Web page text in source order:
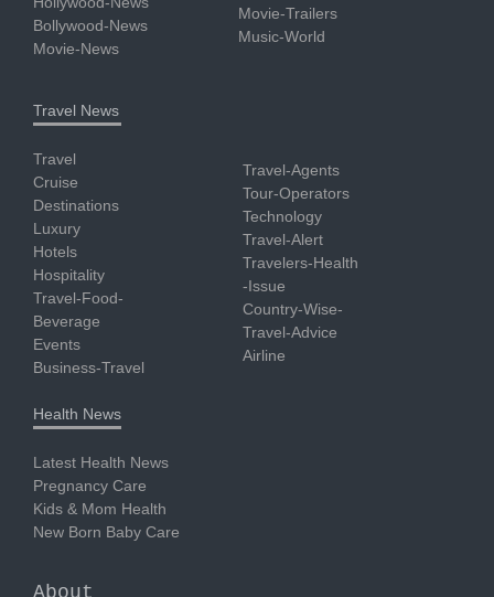
Bollywood-News
Movie-News
Movie-Trailers
Music-World
Travel News
Travel
Cruise
Destinations
Luxury
Hotels
Hospitality
Travel-Food-
Beverage
Events
Business-Travel
Travel-Agents
Tour-Operators
Technology
Travel-Alert
Travelers-Health
-Issue
Country-Wise-
Travel-Advice
Airline
Health News
Latest Health News
Pregnancy Care
Kids & Mom Health
New Born Baby Care
About